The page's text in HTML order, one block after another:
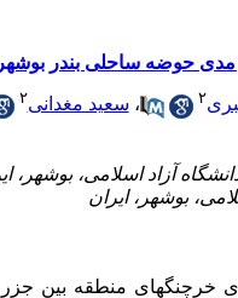
مدی حوضه ساحلی بندر بوشهر
۲ ، سعید مغدانی۲
خرچنگ­های منطقه بین